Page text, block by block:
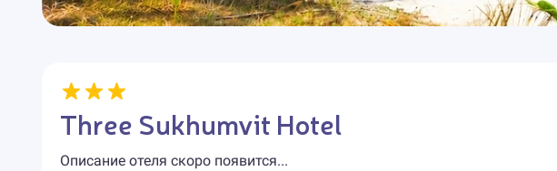
Three Sukhumvit Hotel
Описание отеля скоро появится...